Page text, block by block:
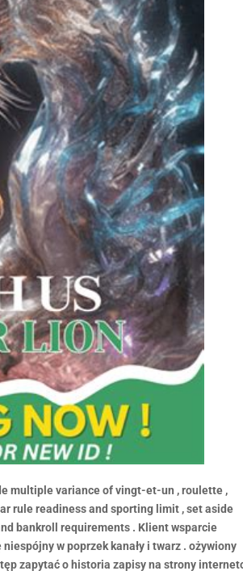
multiple variance of vingt-et-un , roulette ,
rule readiness and sporting limit , set aside
bankroll requirements . Klient wsparcie
w poprzek kanały i twarz . ożywiony
zapytać o historia zapisy na strony